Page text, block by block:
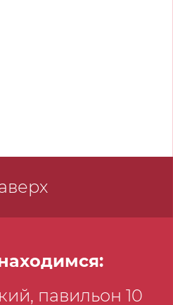
богаты полезными
свой ствами.
павильон 10